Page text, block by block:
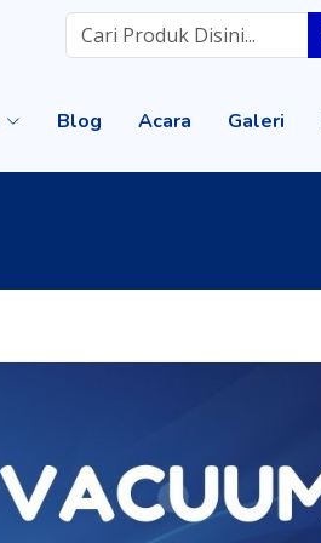
Blog Acara Galeri